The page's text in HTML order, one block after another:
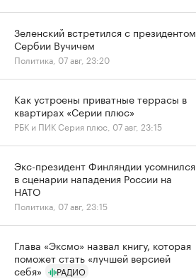
Зеленский встретился с президентом
Сербии Вучичем
Политика, 07 авг, 23:20
Как устроены приватные террасы в
квартирах «Серии плюс»
РБК и ПИК Серия плюс, 07 авг, 23:15
Экс-президент Финляндии усомнился
в сценарии нападения России на
НАТО
Политика, 07 авг, 23:15
Глава «Эксмо» назвал книгу, которая
поможет стать «лучшей версией
себя»
РАДИО